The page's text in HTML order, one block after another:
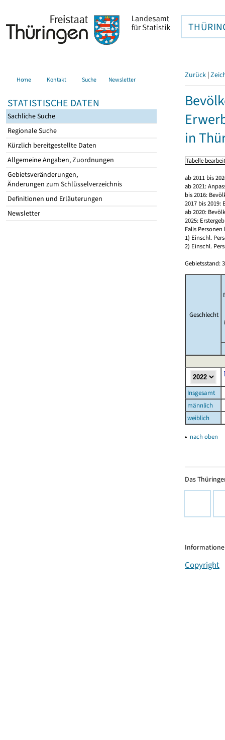
Home Kontakt Suche Newsletter
STATISTISCHE DATEN
Sachliche Suche
Regionale Suche
Kürzlich bereitgestellte Daten
Allgemeine Angaben, Zuordnungen
Gebietsveränderungen,
Änderungen zum Schlüsselverzeichnis
Definitionen und Erläuterungen
Newsletter
Zurück |
in
ab 2011 bis
ab 2021:
bis 2016:
2017 bis
ab 2020:
2025:
Falls
1) Einschl.
2) Einschl.
Gebietsstand:
Geschlecht
Insgesamt
männlich
weiblich
▴ nach oben
Das
Copyright